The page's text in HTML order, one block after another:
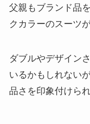
父親もブランド品
クカラーのスーツ
ダブルやデザイン
いるかもしれない
品さを印象付けら